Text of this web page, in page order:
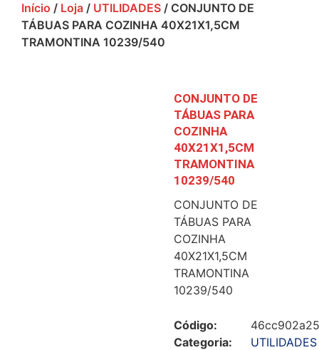
Início / Loja / UTILIDADES / CONJUNTO DE
TÁBUAS PARA COZINHA 40X21X1,5CM
TRAMONTINA 10239/540
CONJUNTO DE
TÁBUAS PARA
COZINHA
40X21X1,5CM
TRAMONTINA
10239/540
CONJUNTO DE
TÁBUAS PARA
COZINHA
40X21X1,5CM
TRAMONTINA
10239/540
Código:
Categoria:
UTILIDADES